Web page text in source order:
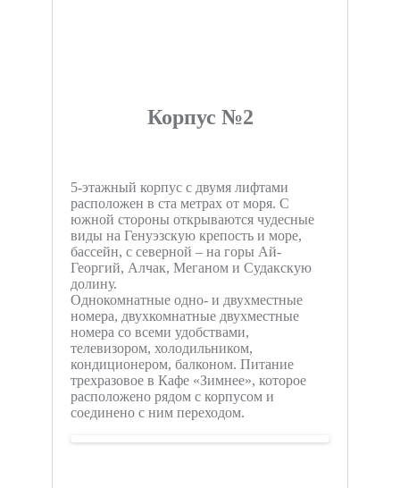
Корпус №2
5-этажный корпус с двумя лифтами
расположен в ста метрах от моря. С
южной стороны открываются чудесные
виды на Генуэзскую крепость и море,
бассейн, с северной – на горы Ай-
Георгий, Алчак, Меганом и Судакскую
долину.
Однокомнатные одно- и двухместные
номера, двухкомнатные двухместные
номера со всеми удобствами,
телевизором, холодильником,
кондиционером, балконом. Питание
трехразовое в Кафе «Зимнее», которое
расположено рядом с корпусом и
соединено с ним переходом.